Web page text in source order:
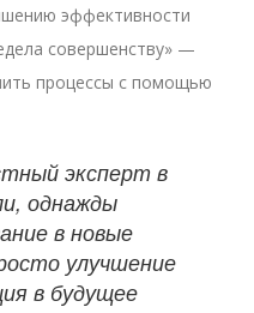
эффективности
совершенству» —
процессы с помощью
эксперт в
однажды
в новые
улучшение
в будущее